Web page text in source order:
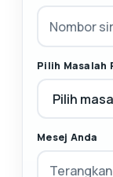
Pilih Masalah
Mesej Anda